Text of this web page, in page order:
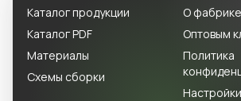
Каталог продукции
Каталог PDF
Материалы
Схемы сборки
О фабрике
Оптовым
Политика